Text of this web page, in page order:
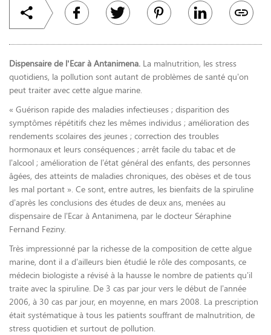
Dispensaire de l’Ecar à Antanimena. La malnutrition, les stress
quotidiens, la pollution sont autant de problèmes de santé qu’on
peut traiter avec cette algue marine.
« Guérison rapide des maladies infectieuses ; disparition des
symptômes répétitifs chez les mêmes individus ; amélioration des
rendements scolaires des jeunes ; correction des troubles
hormonaux et leurs conséquences ; arrêt facile du tabac et de
l’alcool ; amélioration de l’état général des enfants, des personnes
âgées, des atteints de maladies chroniques, des obèses et de tous
les mal portant ». Ce sont, entre autres, les bienfaits de la spiruline
d’après les conclusions des études de deux ans, menées au
dispensaire de l’Ecar à Antanimena, par le docteur Séraphine
Fernand Feziny.
Très impressionné par la richesse de la composition de cette algue
marine, dont il a d’ailleurs bien étudié le rôle des composants, ce
médecin biologiste a révisé à la hausse le nombre de patients qu’il
traite avec la spiruline. De 3 cas par jour vers le début de l’année
2006, à 30 cas par jour, en moyenne, en mars 2008. La prescription
était systématique à tous les patients souffrant de malnutrition, de
stress quotidien et surtout de pollution.